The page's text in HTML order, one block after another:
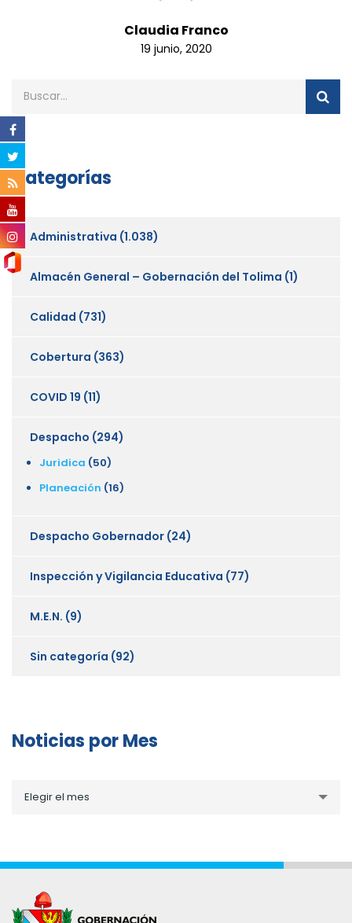
Claudia Franco
19 junio, 2020
Categorías
Administrativa (1.038)
Almacén General – Gobernación del Tolima (1)
Calidad (731)
Cobertura (363)
COVID 19 (11)
Despacho (294)
Juridica (50)
Planeación (16)
Despacho Gobernador (24)
Inspección y Vigilancia Educativa (77)
M.E.N. (9)
Sin categoría (92)
Noticias por Mes
porElegir el mes